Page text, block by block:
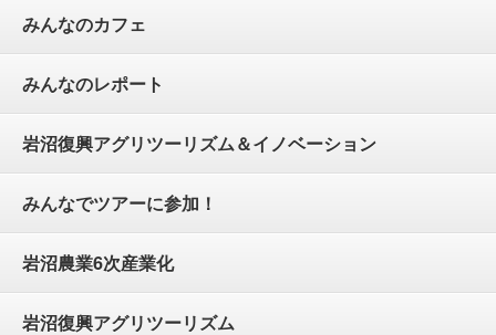
みんなのカフェ
みんなのレポート
岩沼復興アグリツーリズム＆イノベーション
みんなでツアーに参加！
岩沼農業6次産業化
岩沼復興アグリツーリズム